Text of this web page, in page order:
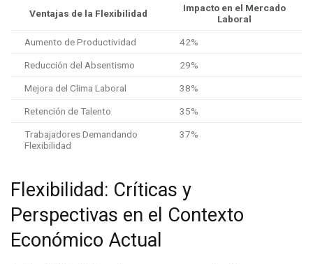
Ventajas de la Flexibilidad
Impacto en el Mercado
Laboral
Aumento de Productividad 42%
Reducción del Absentismo 29%
Mejora del Clima Laboral 38%
Retención de Talento 35%
Trabajadores Demandando
Flexibilidad
37%
Flexibilidad: Críticas y
Perspectivas en el Contexto
Económico Actual